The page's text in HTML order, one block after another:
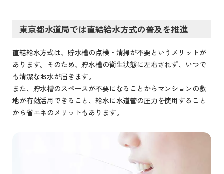
東京都水道局では直結給水方式の普及を推進
直結給水方式は、貯水槽の点検・清掃が不要というメリットが
あります。そのため、貯水槽の衛生状態に左右されず、いつで
も清潔なお水が届きます。
また、貯水槽のスペースが不要になることからマンションの敷
地が有効活用できること、給水に水道管の圧力を使用すること
から省エネのメリットもあります。